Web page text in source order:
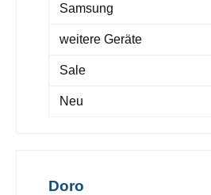
Samsung
weitere Geräte
Sale
Neu
Doro